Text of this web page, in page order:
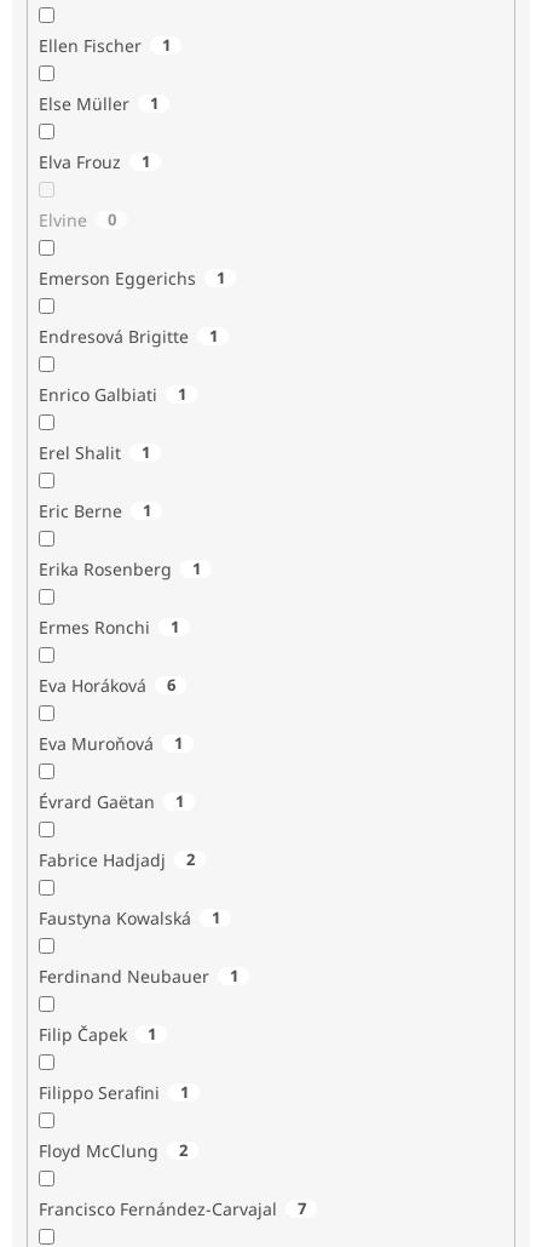
Ellen Fischer 1
Else Müller 1
Elva Frouz 1
Elvine 0
Emerson Eggerichs 1
Endresová Brigitte 1
Enrico Galbiati 1
Erel Shalit 1
Eric Berne 1
Erika Rosenberg 1
Ermes Ronchi 1
Eva Horáková 6
Eva Muroňová 1
Évrard Gaëtan 1
Fabrice Hadjadj 2
Faustyna Kowalská 1
Ferdinand Neubauer 1
Filip Čapek 1
Filippo Serafini 1
Floyd McClung 2
Francisco Fernández-Carvajal 7